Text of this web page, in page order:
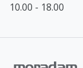
10.00 - 18.00